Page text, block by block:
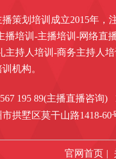
195 89(主播直播咨询)
市拱墅区莫干山路
策划培训成立2015年，
播培训-主播培训-网络直
主持人培训-商务主持人
机构。
官网首页 |